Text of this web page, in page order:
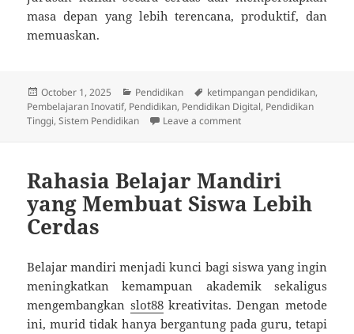
masa depan yang lebih terencana, produktif, dan
memuaskan.
Posted
on
October 1, 2025 Categories
Pendidikan Tags
ketimpangan pendidikan,
Pembelajaran Inovatif, Pendidikan, Pendidikan Digital, Pendidikan
Tinggi,Sistem Pendidikan Leave a commenton Cara Cerdas Memilih
Rahasia Belajar Mandiri
yang Membuat Siswa Lebih
Cerdas
Belajar mandiri menjadi kunci bagi siswa yang ingin
meningkatkan kemampuan akademik sekaligus
mengembangkan slot88kreativitas. Dengan metode
ini, murid tidak hanya bergantung pada guru, tetapi